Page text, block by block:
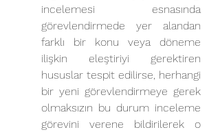
incelemesi esnasında
görevlendirmede yer alandan
farklı bir konu veya döneme
ilişkin eleştiriyi gerektiren
hususlar tespit edilirse, herhangi
bir yeni görevlendirmeye gerek
olmaksızın bu durum inceleme
görevini verene bildirilerek o